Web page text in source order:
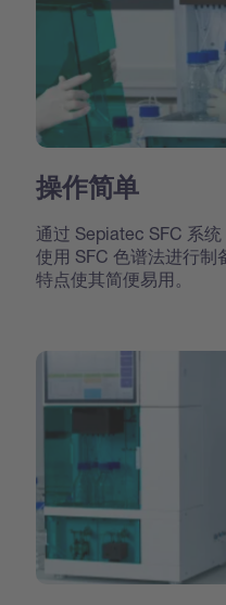
操作简单
通过 Sepiatec SFC 系
使用 SFC 色谱法进行
特点使其简便易用。